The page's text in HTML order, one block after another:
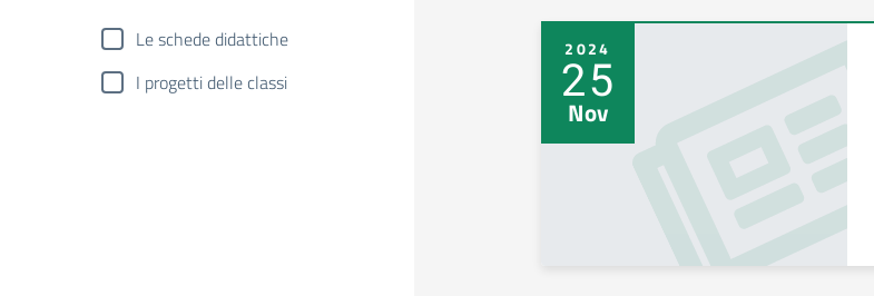
Le schede didattiche
I progetti delle classi
2024
25
Nov